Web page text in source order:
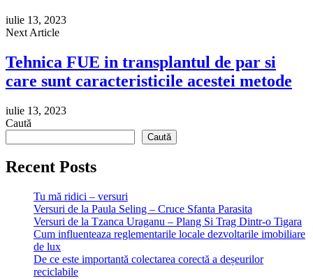
iulie 13, 2023
Next Article
Tehnica FUE in transplantul de par si
care sunt caracteristicile acestei metode
iulie 13, 2023
Caută
Caută
Recent Posts
Tu mă ridici – versuri
Versuri de la Paula Seling – Cruce Sfanta Parasita
Versuri de la Tzanca Uraganu – Plang Si Trag Dintr-o Tigara
Cum influenteaza reglementarile locale dezvoltarile imobiliare
de lux
De ce este importantă colectarea corectă a deșeurilor
reciclabile